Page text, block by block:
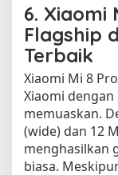
6. Xiaomi
Flagship
Terbaik
Xiaomi Mi 8
Xiaomi
memuaskan.
(wide) dan 12
menghasilkan
biasa.